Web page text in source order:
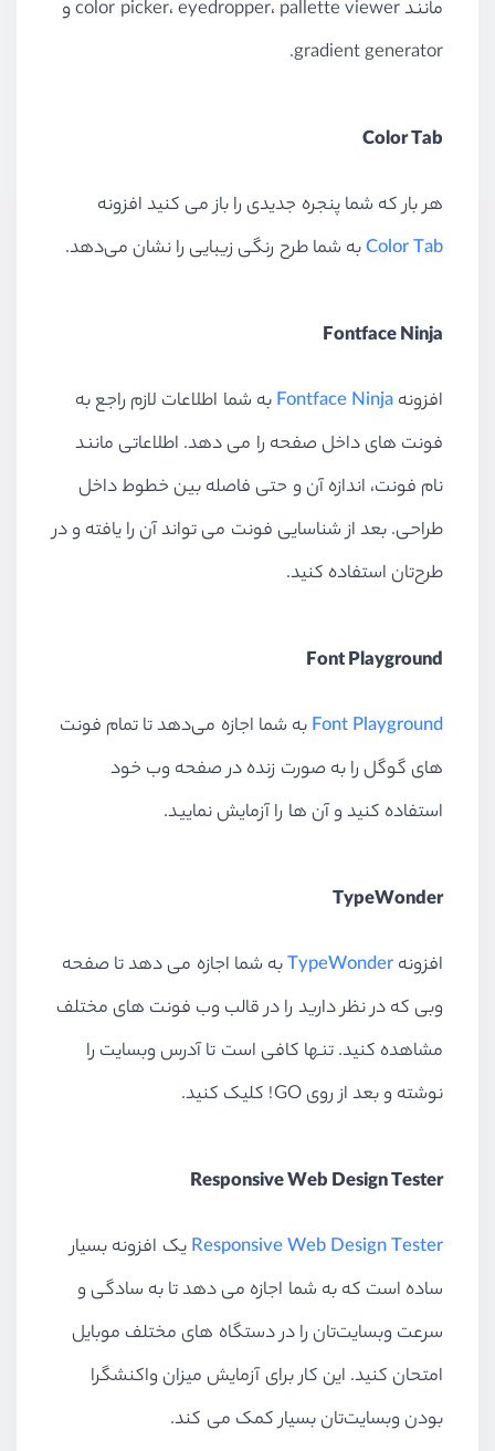
مانند color picker، eyedropper، pallette viewer و
gradient generator.
Color Tab
هر بار که شما پنجره جدیدی را باز می کنید افزونه
Color Tabبه شما طرح رنگی زیبایی را نشان می‌دهد.
Fontface Ninja
افزونهFontface Ninjaبه شما اطلاعات لازم راجع به
فونت های داخل صفحه را می دهد. اطلاعاتی مانند
نام فونت، اندازه آن و حتی فاصله بین خطوط داخل
طراحی. بعد از شناسایی فونت می تواند آن را یافته و در
طرح‌تان استفاده کنید.
Font Playground
Font Playgroundبه شما اجازه می‌دهد تا تمام فونت
های گوگل را به صورت زنده در صفحه وب خود
استفاده کنید و آن ها را آزمایش نمایید.
TypeWonder
افزونهTypeWonderبه شما اجازه می دهد تا صفحه
وبی که در نظر دارید را در قالب وب فونت های مختلف
مشاهده کنید. تنها کافی است تا آدرس وبسایت را
نوشته و بعد از روی GO! کلیک کنید.
Responsive Web Design Tester
Responsive Web Design Testerیک افزونه بسیار
ساده است که به شما اجازه می دهد تا به سادگی و
سرعت وبسایت‌تان را در دستگاه های مختلف موبایل
امتحان کنید. این کار برای آزمایش میزان واکنشگرا
بودن وبسایت‌تان بسیار کمک می کند.